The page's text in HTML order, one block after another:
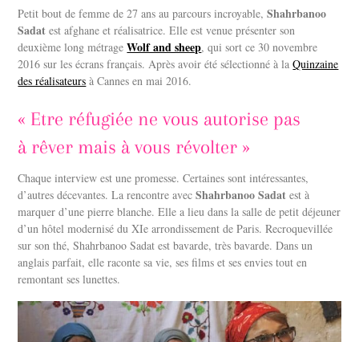
c
e
b
o
o
k
n
k
e
d
I
n
Petit bout de femme de 27 ans au parcours incroyable,Shahrbanoo
Sadat est afghane et réalisatrice. Elle est venue présenter son
deuxième long métrageWolf and sheep, qui sort ce 30 novembre
2016 sur les écrans français. Après avoir été sélectionné à laQuinzaine
des réalisateurs à Cannes en mai 2016.
« Etre réfugiée ne vous autorise pas
à rêver mais à vous révolter »
Chaque interview est une promesse. Certaines sont intéressantes,
d’autres décevantes. La rencontre avecShahrbanoo Sadat est à
marquer d’une pierre blanche. Elle a lieu dans la salle de petit déjeuner
d’un hôtel modernisé du XIe arrondissement de Paris. Recroquevillée
sur son thé, Shahrbanoo Sadat est bavarde, très bavarde. Dans un
anglais parfait, elle raconte sa vie, ses films et ses envies tout en
remontant ses lunettes.